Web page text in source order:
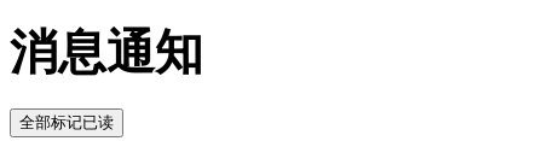
消息通知
全部标记已读